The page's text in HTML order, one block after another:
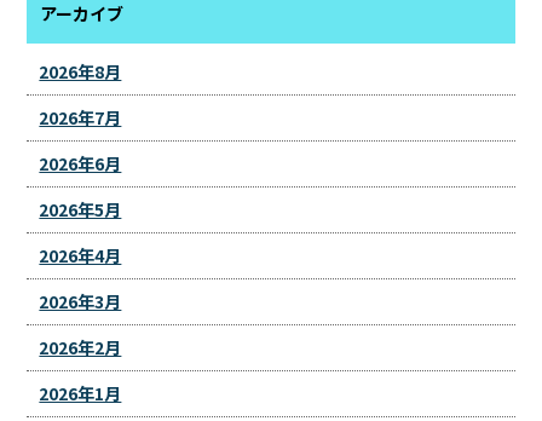
アーカイブ
2026年8月
2026年7月
2026年6月
2026年5月
2026年4月
2026年3月
2026年2月
2026年1月